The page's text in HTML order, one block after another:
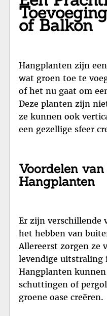
of Balkon
Hangplanten zijn
wat groen toe te
of het nu gaat om
Deze planten zijn
ze kunnen ook
een gezellige sfeer
Voordelen
Hangplanten
Er zijn verschillende
het hebben van
Allereerst zorgen ze
levendige uitstraling
Hangplanten
schuttingen of
groene oase creëren.